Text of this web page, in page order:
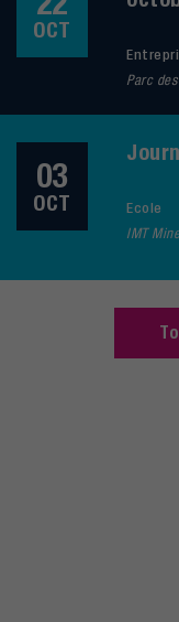
OCT
Parc
03
OCT
Ecole
IMT